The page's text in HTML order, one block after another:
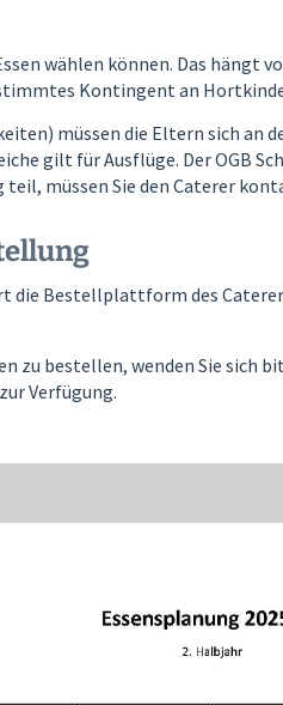
wählen können. Das hängt
Kontingent an
müssen die Eltern sich an
gilt für Ausflüge. Der OGB
müssen Sie den Caterer
Bestellplattform des
zu bestellen, wenden Sie sich
Verfügung.